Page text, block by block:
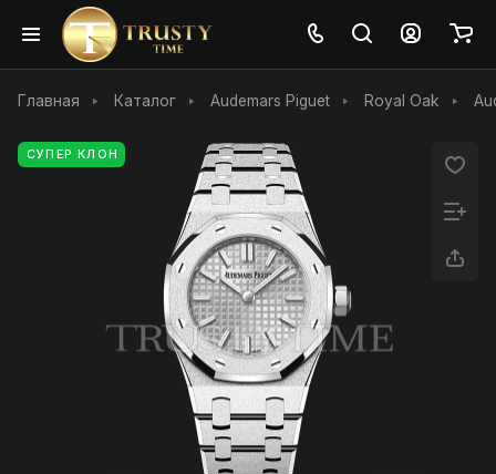
Главная Каталог Audemars Piguet Royal Oak
СУПЕР КЛОН